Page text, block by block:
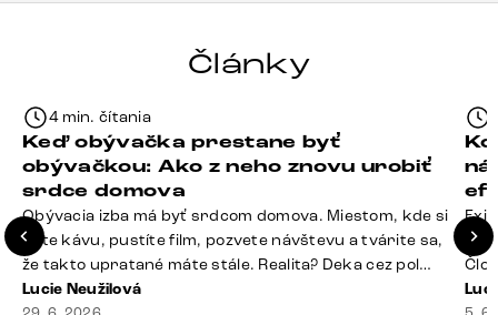
Články
4 min. čítania
Keď obývačka prestane byť
obývačkou: Ako z neho znovu urobiť
srdce domova
Obývacia izba má byť srdcom domova. Miestom, kde si
dáte kávu, pustíte film, pozvete návštevu a tvárite sa,
že takto upratané máte stále. Realita? Deka cez pol
sedačky, ovládač záhadne zmizol, konferenčný stolík
Lucie Neužilová